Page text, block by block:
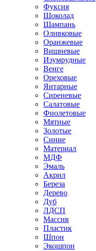
Фуксия
Шоколад
Шампань
Оливковые
Оранжевые
Вишневые
Изумрудные
Венге
Ореховые
Янтарные
Сиреневые
Салатовые
Фиолетовые
Мятные
Золотые
Синие
Материал
МДФ
Эмаль
Акрил
Береза
Дерево
Дуб
ЛДСП
Массив
Пластик
Шпон
Экошпон